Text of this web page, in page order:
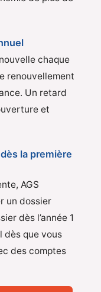
chaque
renouvellement
Un retard
et
la première
AGS
un dossier
dès l’année 1
dès que vous
des comptes